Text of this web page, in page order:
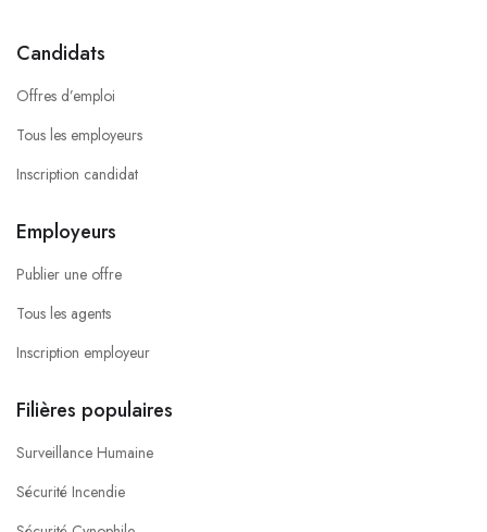
Candidats
Offres d’emploi
Tous les employeurs
Inscription candidat
Employeurs
Publier une offre
Tous les agents
Inscription employeur
Filières populaires
Surveillance Humaine
Sécurité Incendie